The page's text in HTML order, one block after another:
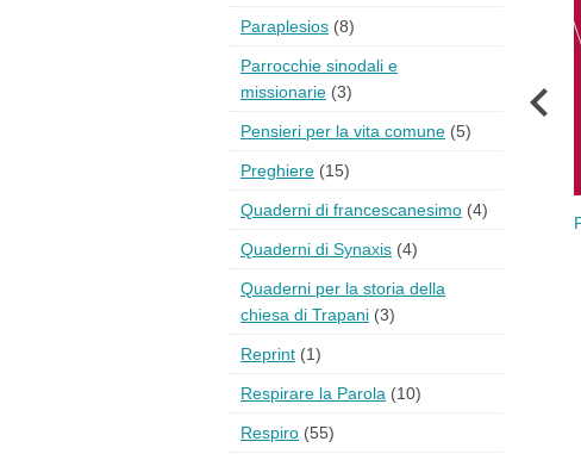
Paraplesios (8)
Parrocchie sinodali e
missionarie (3)
Pensieri per la vita comune (5)
Preghiere (15)
Quaderni di francescanesimo (4)
Quaderni di Synaxis (4)
Quaderni per la storia della
chiesa di Trapani (3)
Reprint (1)
Respirare la Parola (10)
Respiro (55)